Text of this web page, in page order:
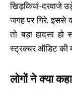
खिड़कियां-दरवाजे
जगह पर गिरे. इससे
तो बड़ा हादसा
स्ट्रक्चर ऑडिट की
लोगों ने क्या